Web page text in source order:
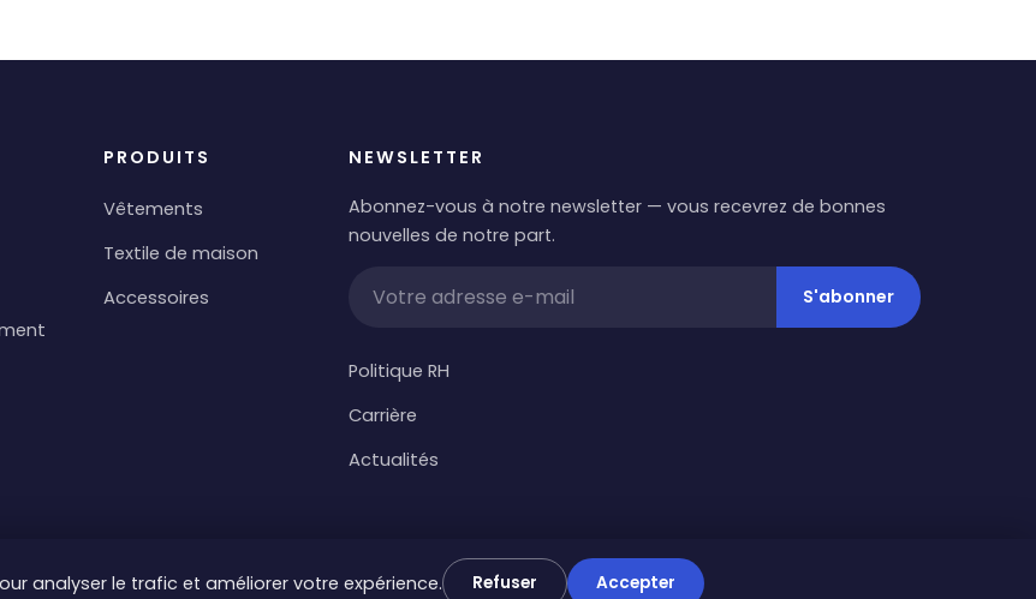
PRODUITS
Vêtements
Textile de maison
Accessoires
NEWSLETTER
Abonnez-vous à notre newsletter — vous recevrez de bonnes
nouvelles de notre part.
S'abonner
Politique RH
Carrière
Actualités
Ce site a été réalisé parExaRock.
analyser le trafic et améliorer votre expérience. Refuser Accepter